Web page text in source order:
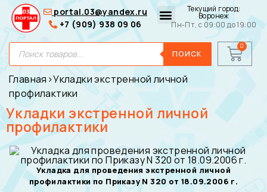
Текущий город:
Воронеж
Пн-Пт, с 09:00 до 19:00
portal.03@yandex.ru
+7 (909) 938 09 06
ПОИСК
Главная ›Укладки экстренной личной
профилактики
Укладки экстренной личной
профилактики
Укладка для проведения экстренной личной
профилактики по Приказу N 320 от 18.09.2006 г.